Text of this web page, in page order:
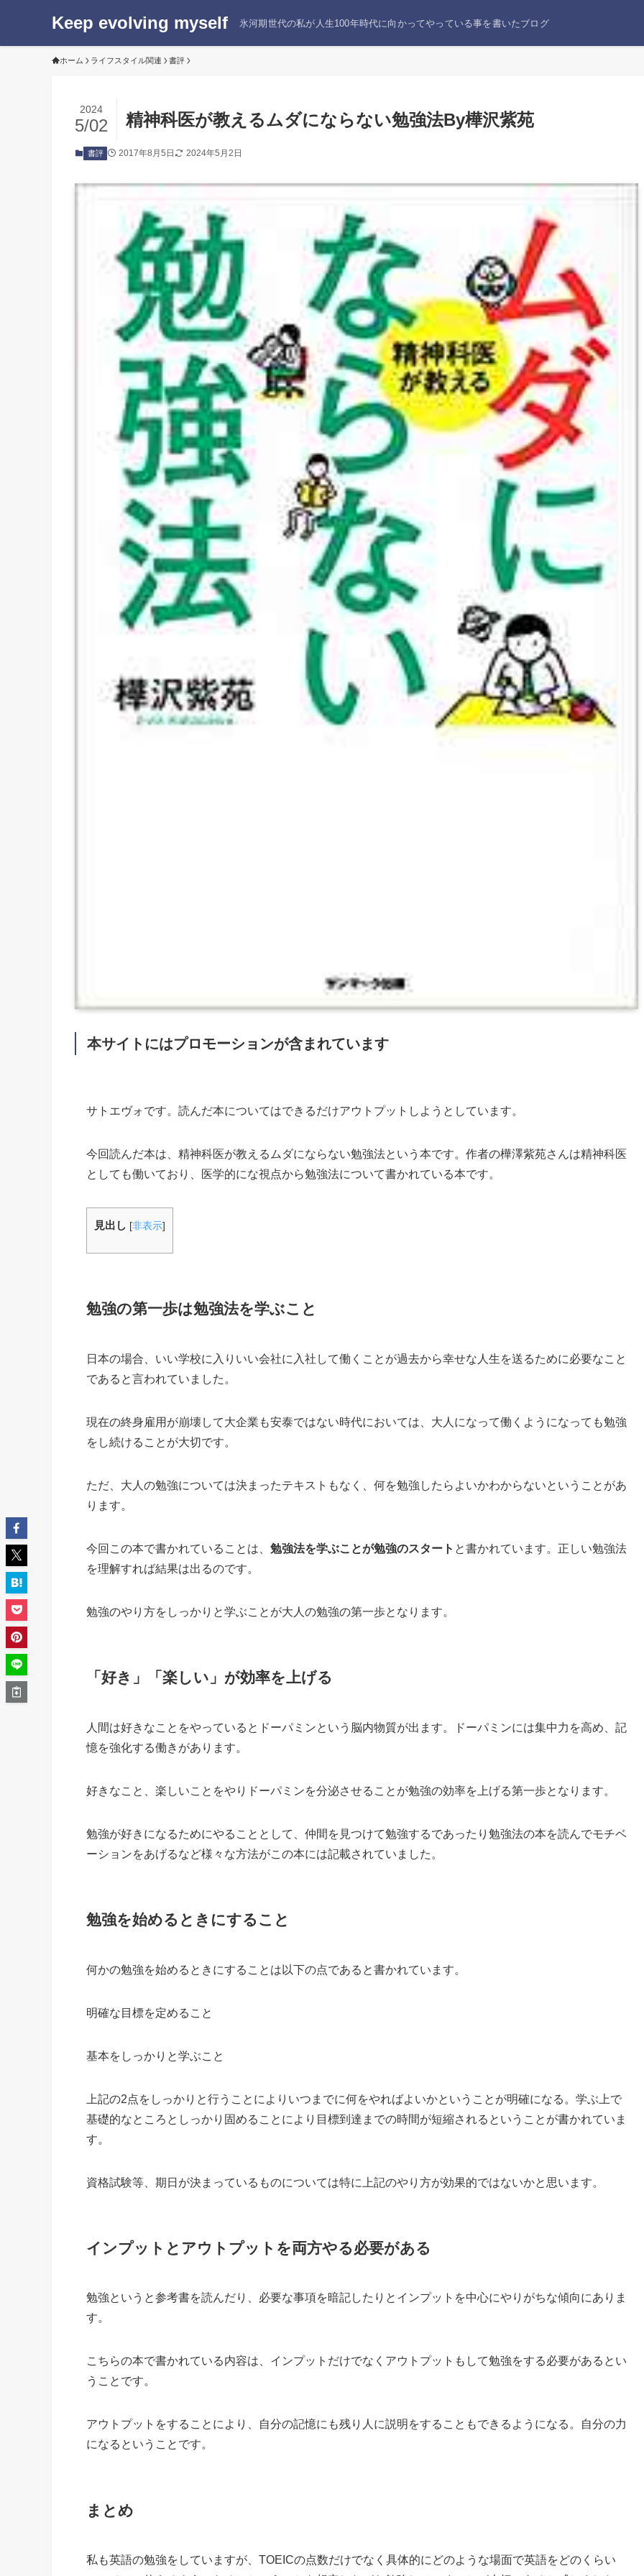
Keep evolving myself 氷河期世代の私が人生100年時代に向かってやっている事を書いたブログ
ホーム ライフスタイル関連 書評
精神科医が教えるムダにならない勉強法By樺沢紫苑
2024
5/02
書評 2017年8月5日 2024年5月2日
本サイトにはプロモーションが含まれています
サトエヴォです。読んだ本についてはできるだけアウトプットしようとしています。
今回読んだ本は、精神科医が教えるムダにならない勉強法という本です。作者の樺澤紫苑さんは精神科医
としても働いており、医学的にな視点から勉強法について書かれている本です。
見出し [非表示]
勉強の第一歩は勉強法を学ぶこと
日本の場合、いい学校に入りいい会社に入社して働くことが過去から幸せな人生を送るために必要なこと
であると言われていました。
現在の終身雇用が崩壊して大企業も安泰ではない時代においては、大人になって働くようになっても勉強
をし続けることが大切です。
ただ、大人の勉強については決まったテキストもなく、何を勉強したらよいかわからないということがあ
ります。
今回この本で書かれていることは、 勉強法を学ぶことが勉強のスタート と書かれています。正しい勉強法
を理解すれば結果は出るのです。
勉強のやり方をしっかりと学ぶことが大人の勉強の第一歩となります。
「好き」「楽しい」が効率を上げる
人間は好きなことをやっているとドーパミンという脳内物質が出ます。ドーパミンには集中力を高め、記
憶を強化する働きがあります。
好きなこと、楽しいことをやりドーパミンを分泌させることが勉強の効率を上げる第一歩となります。
勉強が好きになるためにやることとして、仲間を見つけて勉強するであったり勉強法の本を読んでモチベ
ーションをあげるなど様々な方法がこの本には記載されていました。
勉強を始めるときにすること
何かの勉強を始めるときにすることは以下の点であると書かれています。
明確な目標を定めること
基本をしっかりと学ぶこと
上記の2点をしっかりと行うことによりいつまでに何をやればよいかということが明確になる。学ぶ上で
基礎的なところとしっかり固めることにより目標到達までの時間が短縮されるということが書かれていま
す。
資格試験等、期日が決まっているものについては特に上記のやり方が効果的ではないかと思います。
インプットとアウトプットを両方やる必要がある
勉強というと参考書を読んだり、必要な事項を暗記したりとインプットを中心にやりがちな傾向にありま
す。
こちらの本で書かれている内容は、インプットだけでなくアウトプットもして勉強をする必要があるとい
うことです。
アウトプットをすることにより、自分の記憶にも残り人に説明をすることもできるようになる。自分の力
になるということです。
まとめ
私も英語の勉強をしていますが、TOEICの点数だけでなく具体的にどのような場面で英語をどのくらい